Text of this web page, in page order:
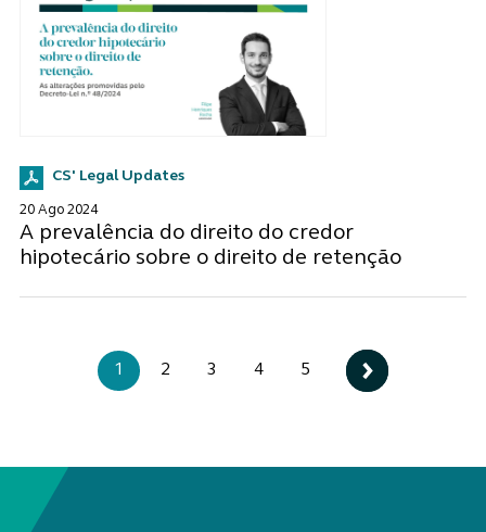
CS' Legal Updates
20 Ago 2024
A prevalência do direito do credor
hipotecário sobre o direito de retenção
1 2 3 4 5